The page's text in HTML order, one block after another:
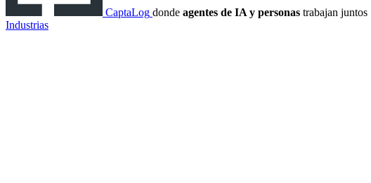
CaptaLog donde agentes de IA y personas trabajan juntos
Industrias